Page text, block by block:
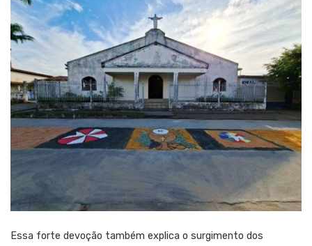
Essa forte devoção também explica o surgimento dos